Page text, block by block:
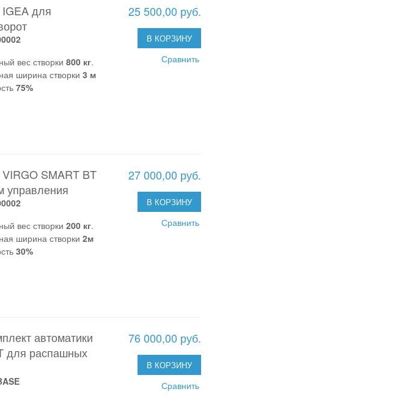
для
25 500,00 руб.
В КОРЗИНУ
Сравнить
вес створки 800 кг.
ширина створки 3 м
75%
SMART BT
управления
27 000,00 руб.
В КОРЗИНУ
Сравнить
вес створки 200 кг.
ширина створки 2м
30%
автоматики
для распашных
76 000,00 руб.
В КОРЗИНУ
Сравнить